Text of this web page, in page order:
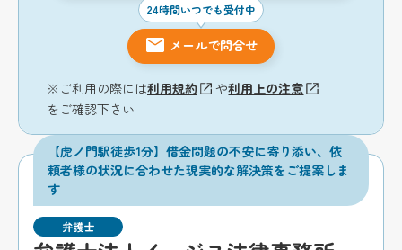
24時間いつでも受付中
メールで問合せ
※ご利用の際には利用規約 や利用上の注意
をご確認下さい
【虎ノ門駅徒歩1分】借金問題の不安に寄り添い、依
頼者様の状況に合わせた現実的な解決策をご提案しま
す
弁護士